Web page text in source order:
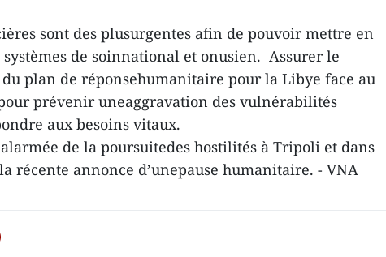
sont des plusurgentes afin de pouvoir mettre en
de soinnational et onusien. Assurer le
plan de réponsehumanitaire pour la Libye face au
prévenir uneaggravation des vulnérabilités
aux besoins vitaux.
alarmée de la poursuitedes hostilités à Tripoli et dans
récente annonce d’unepause humanitaire. - VNA